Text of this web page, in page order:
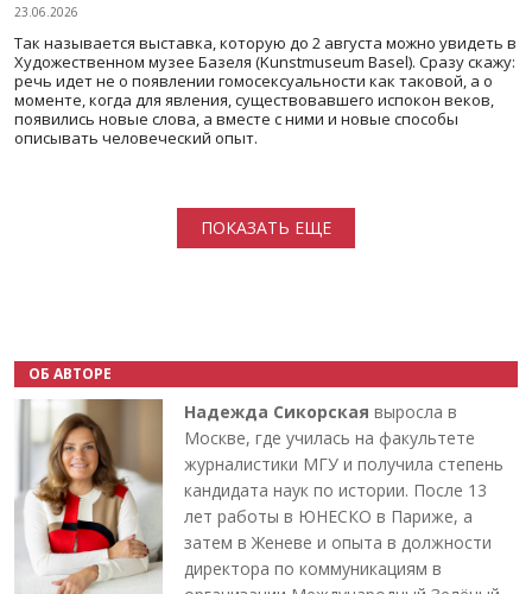
23.06.2026
Так называется выставка, которую до 2 августа можно увидеть в
Художественном музее Базеля (Kunstmuseum Basel). Сразу скажу:
речь идет не о появлении гомосексуальности как таковой, а о
моменте, когда для явления, существовавшего испокон веков,
появились новые слова, а вместе с ними и новые способы
описывать человеческий опыт.
ПОКАЗАТЬ ЕЩЕ
ОБ АВТОРЕ
Надежда Сикорская выросла в
Москве, где училась на факультете
журналистики МГУ и получила степень
кандидата наук по истории. После 13
лет работы в ЮНЕСКО в Париже, а
затем в Женеве и опыта в должности
директора по коммуникациям в